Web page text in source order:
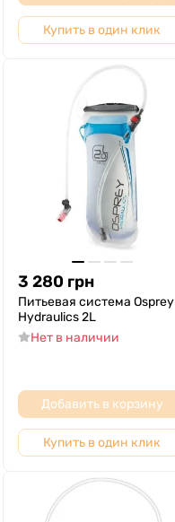
Купить в один клик
3 280 грн
Питьевая система Osprey
Hydraulics 2L
Нет в наличии
Добавить в корзину
Купить в один клик